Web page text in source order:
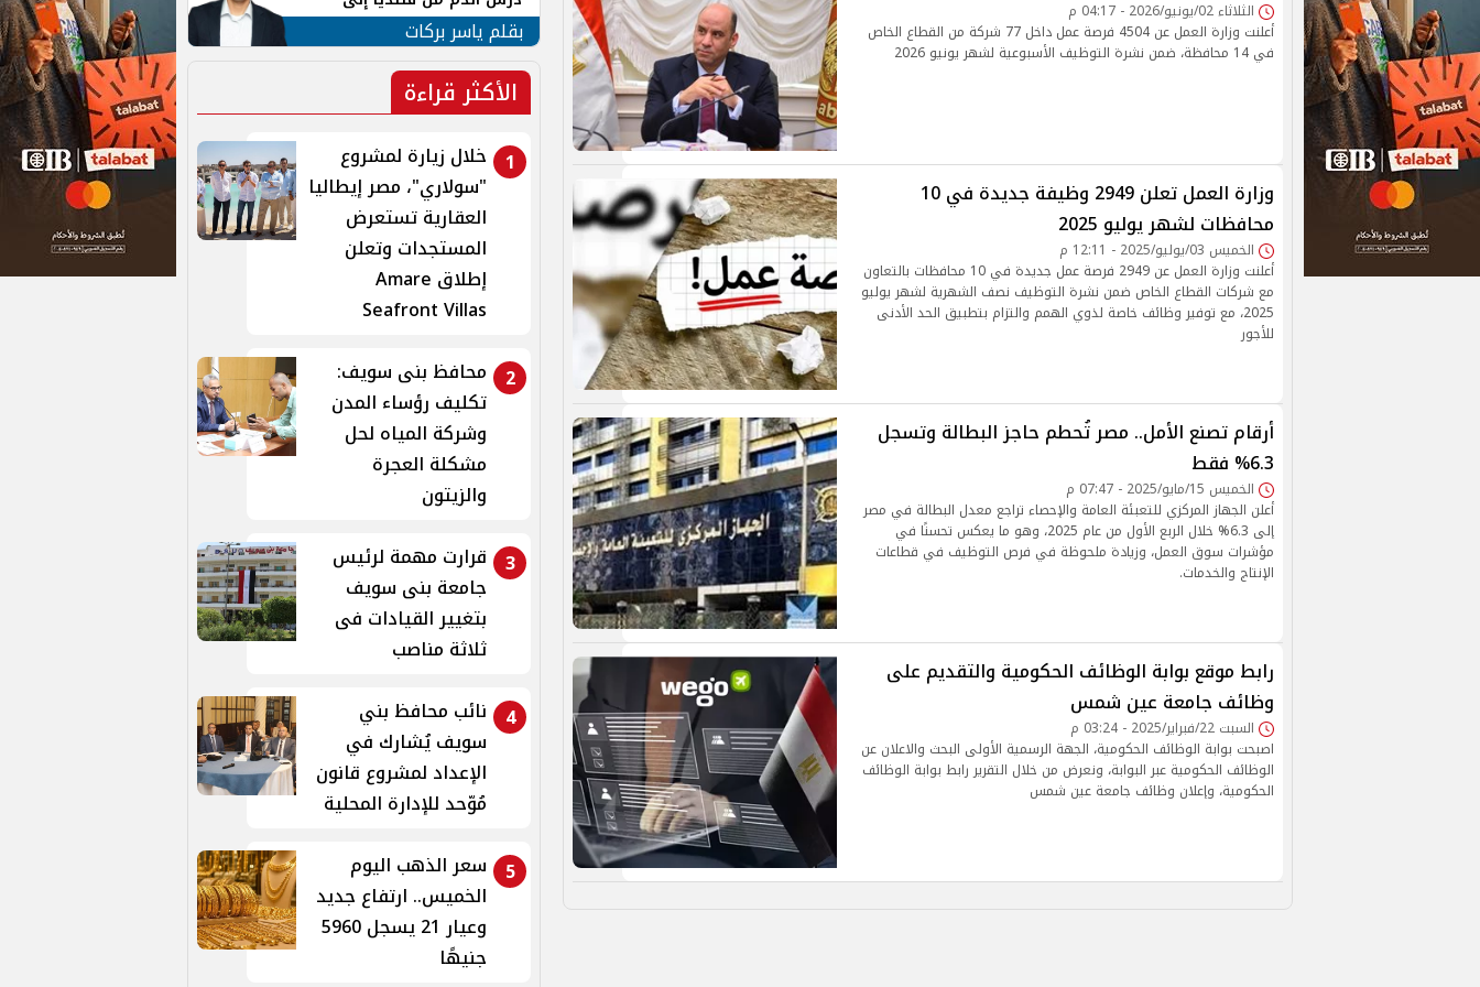
الثلاثاء 02/يونيو/2026 - 04:17 م
أعلنت وزارة العمل عن 4504 فرصة عمل داخل 77 شركة من القطاع الخاص
في 14 محافظة، ضمن نشرة التوظيف الأسبوعية لشهر يونيو 2026
وزارة العمل تعلن 2949 وظيفة جديدة في 10
محافظات لشهر يوليو 2025
الخميس 03/يوليو/2025 - 12:11 م
أعلنت وزارة العمل عن 2949 فرصة عمل جديدة في 10 محافظات بالتعاون
مع شركات القطاع الخاص ضمن نشرة التوظيف نصف الشهرية لشهر يوليو
2025، مع توفير وظائف خاصة لذوي الهمم والتزام بتطبيق الحد الأدنى
للأجور
أرقام تصنع الأمل.. مصر تُحطم حاجز البطالة وتسجل
6.3% فقط
الخميس 15/مايو/2025 - 07:47 م
أعلن الجهاز المركزي للتعبئة العامة والإحصاء تراجع معدل البطالة في مصر
إلى 6.3% خلال الربع الأول من عام 2025، وهو ما يعكس تحسنًا في
مؤشرات سوق العمل، وزيادة ملحوظة في فرص التوظيف في قطاعات
الإنتاج والخدمات.
رابط موقع بوابة الوظائف الحكومية والتقديم على
وظائف جامعة عين شمس
السبت 22/فبراير/2025 - 03:24 م
اصبحت بوابة الوظائف الحكومية، الجهة الرسمية الأولى البحث والاعلان عن
الوظائف الحكومية عبر البوابة، ونعرض من خلال التقرير رابط بوابة الوظائف
الحكومية، وإعلان وظائف جامعة عين شمس
جنوب لبنان
بقلم ياسر بركات
الأكثر قراءة
1
خلال زيارة لمشروع
"سولاري"، مصر إيطاليا
العقارية تستعرض
المستجدات وتعلن
إطلاق Amare
Seafront Villas
2
محافظ بنى سويف:
تكليف رؤساء المدن
وشركة المياه لحل
مشكلة العجرة
والزيتون
3 قرارت مهمة لرئيس
جامعة بنى سويف
بتغيير القيادات فى
ثلاثة مناصب
4
نائب محافظ بني
سويف يُشارك في
الإعداد لمشروع قانون
مُوّحد للإدارة المحلية
5
سعر الذهب اليوم
الخميس.. ارتفاع جديد
وعيار 21 يسجل 5960
جنيهًا